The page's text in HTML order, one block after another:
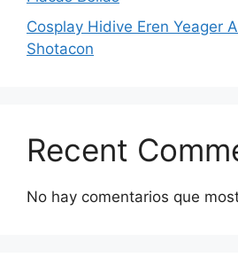
Cosplay Hidive Eren Yeager
Shotacon
Recent
No hay comentarios que